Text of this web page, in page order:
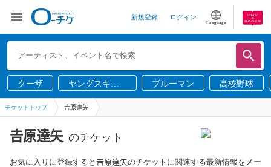
新規登録 ログイン
Language
クーザ
ヤングスキニ
ー
ブルーマン 高校野球
チケットトップ 𠮷原達矢
𠮷原達矢 のチケット
お気に入りに登録すると𠮷原達矢のチケットに関連する最新情報をメー